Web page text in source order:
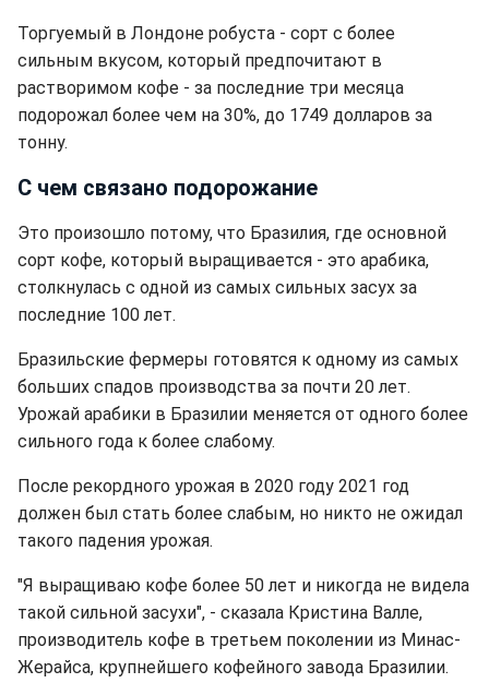
Торгуемый в Лондоне робуста - сорт с более
сильным вкусом, который предпочитают в
растворимом кофе - за последние три месяца
подорожал более чем на 30%, до 1749 долларов за
тонну.
С чем связано подорожание
Это произошло потому, что Бразилия, где основной
сорт кофе, который выращивается - это арабика,
столкнулась с одной из самых сильных засух за
последние 100 лет.
Бразильские фермеры готовятся к одному из самых
больших спадов производства за почти 20 лет.
Урожай арабики в Бразилии меняется от одного более
сильного года к более слабому.
После рекордного урожая в 2020 году 2021 год
должен был стать более слабым, но никто не ожидал
такого падения урожая.
"Я выращиваю кофе более 50 лет и никогда не видела
такой сильной засухи", - сказала Кристина Валле,
производитель кофе в третьем поколении из Минас-
Жерайса, крупнейшего кофейного завода Бразилии.